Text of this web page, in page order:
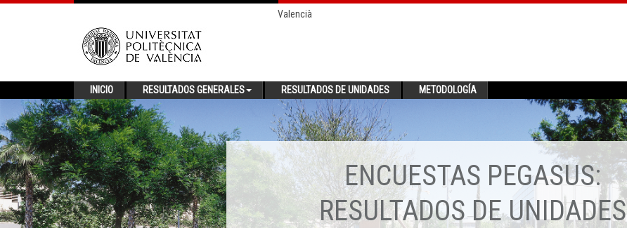
Valencià
INICIO RESULTADOS GENERALES RESULTADOS DE UNIDADES METODOLOGÍA
ENCUESTAS PEGASUS:
RESULTADOS DE UNIDADES